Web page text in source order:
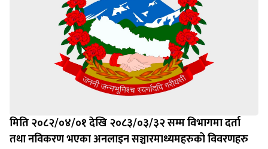
मिति २०८२/०४/०१ देखि २०८३/०३/३२ सम्म विभागमा दर्ता
तथा नविकरण भएका अनलाइन सञ्चारमाध्यमहरुको विवरणहरु